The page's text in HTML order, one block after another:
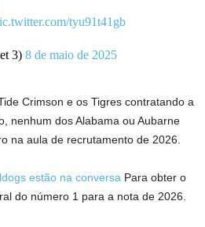
tyu91t41gb
3) 8 de maio de 2025
Crimson e os Tigres contratando a
nenhum dos Alabama ou Aubarne
na aula de recrutamento de 2026.
estão na conversa Para obter o
do número 1 para a nota de 2026.